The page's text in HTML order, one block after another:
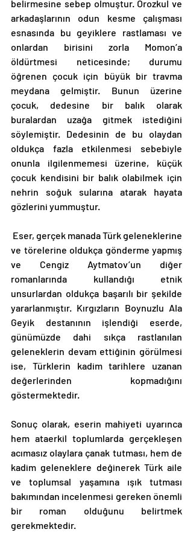
belirmesine sebep olmuştur. Orozkul ve
arkadaşlarının odun kesme çalışması
esnasında bu geyiklere rastlaması ve
onlardan birisini zorla Momon’a
öldürtmesi neticesinde; durumu
öğrenen çocuk için büyük bir travma
meydana gelmiştir. Bunun üzerine
çocuk, dedesine bir balık olarak
buralardan uzağa gitmek istediğini
söylemiştir. Dedesinin de bu olaydan
oldukça fazla etkilenmesi sebebiyle
onunla ilgilenmemesi üzerine, küçük
çocuk kendisini bir balık olabilmek için
nehrin soğuk sularına atarak hayata
gözlerini yummuştur.
ve törelerine oldukça gönderme yapmış
ve Cengiz Aytmatov’un diğer
romanlarında kullandığı etnik
unsurlardan oldukça başarılı bir şekilde
yararlanmıştır. Kırgızların Boynuzlu Ala
Geyik destanının işlendiği eserde,
günümüzde dahi sıkça rastlanılan
geleneklerin devam ettiğinin görülmesi
ise, Türklerin kadim tarihlere uzanan
değerlerinden kopmadığını
göstermektedir.
Sonuç olarak, eserin mahiyeti uyarınca
hem ataerkil toplumlarda gerçekleşen
acımasız olaylara çanak tutması, hem de
kadim geleneklere değinerek Türk aile
ve toplumsal yaşamına ışık tutması
bakımından incelenmesi gereken önemli
bir roman olduğunu belirtmek
gerekmektedir.